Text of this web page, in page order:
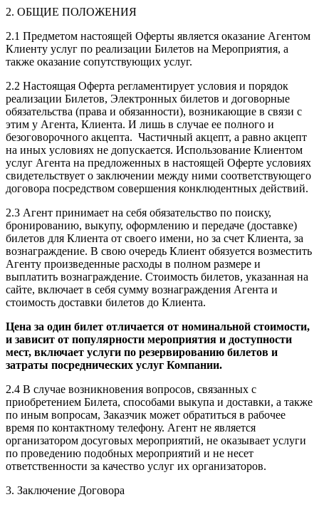
2. ОБЩИЕ ПОЛОЖЕНИЯ
2.1 Предметом настоящей Оферты является оказание Агентом
Клиенту услуг по реализации Билетов на Мероприятия, а
также оказание сопутствующих услуг.
2.2 Настоящая Оферта регламентирует условия и порядок
реализации Билетов, Электронных билетов и договорные
обязательства (права и обязанности), возникающие в связи с
этим у Агента, Клиента. И лишь в случае ее полного и
безоговорочного акцепта. Частичный акцепт, а равно акцепт
на иных условиях не допускается. Использование Клиентом
услуг Агента на предложенных в настоящей Оферте условиях
свидетельствует о заключении между ними соответствующего
договора посредством совершения конклюдентных действий.
2.3 Агент принимает на себя обязательство по поиску,
бронированию, выкупу, оформлению и передаче (доставке)
билетов для Клиента от своего имени, но за счет Клиента, за
вознаграждение. В свою очередь Клиент обязуется возместить
Агенту произведенные расходы в полном размере и
выплатить вознаграждение. Стоимость билетов, указанная на
сайте, включает в себя сумму вознаграждения Агента и
стоимость доставки билетов до Клиента.
Цена за один билет отличается от номинальной стоимости,
и зависит от популярности мероприятия и доступности
мест, включает услуги по резервированию билетов и
затраты посреднических услуг Компании.
2.4 В случае возникновения вопросов, связанных с
приобретением Билета, способами выкупа и доставки, а также
по иным вопросам, Заказчик может обратиться в рабочее
время по контактному телефону. Агент не является
организатором досуговых мероприятий, не оказывает услуги
по проведению подобных мероприятий и не несет
ответственности за качество услуг их организаторов.
3. Заключение Договора